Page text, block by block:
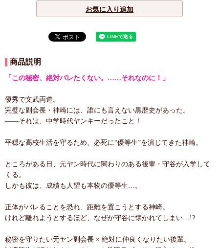
お気に入り追加
商品説明
「この秘密、絶対バレたくない。……それなのに！」
優秀で文武両道。
完璧な副会長・神崎には、誰にも言えない黒歴史があった。
――それは、中学時代ヤンキーだったこと！
平穏な高校生活を守るため、必死に“優等生”を演じてきた神崎。
ところがある日、元ヤン時代に関わりのある後輩・守谷が入学して
くる。
しかも彼は、成績も人望も本物の優等生…。
正体がバレることを恐れ、距離を置こうとする神崎。
けれど離れようとするほど、なぜか守谷に懐かれてしまい…!?
秘密を守りたい元ヤン副会長 × 絶対に仲良くなりたい後輩。